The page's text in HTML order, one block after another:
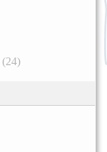
(24)